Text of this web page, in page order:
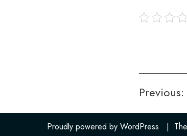
pro
Previous:
Proudly powered by WordPress |